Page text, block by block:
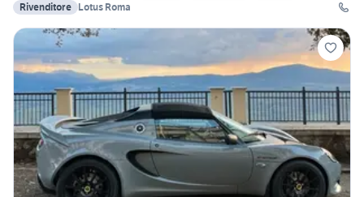
Rivenditore Lotus Roma